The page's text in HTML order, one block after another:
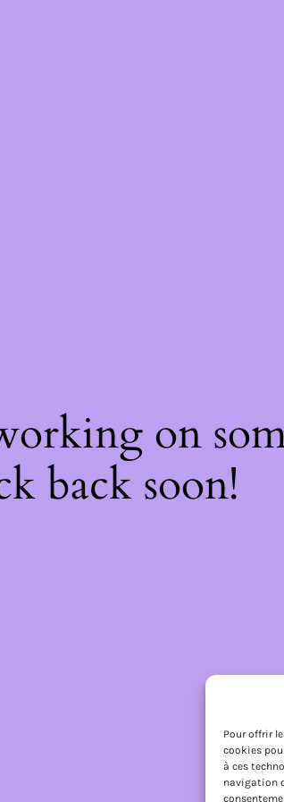
Pour offrir
cookies
à ces
navigation
on
back soon!